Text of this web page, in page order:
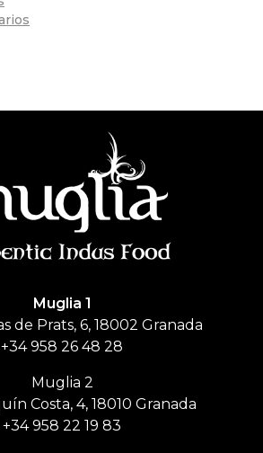
Muglia 1
de Prats, 6, 18002 Granada
+34 958 26 48 28
Muglia 2
Costa, 4, 18010 Granada
+34 958 22 19 83